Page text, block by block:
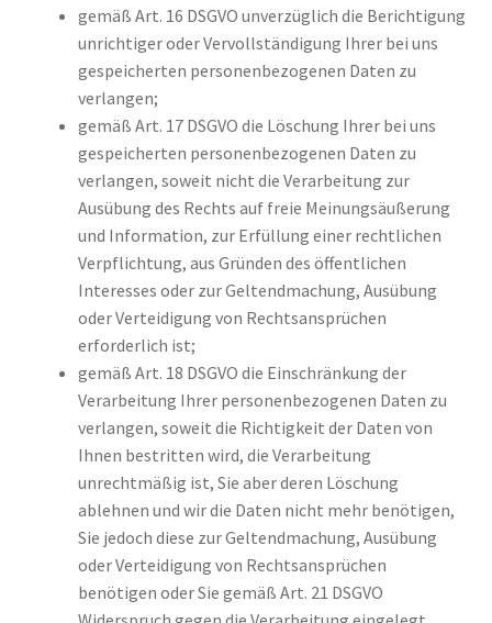
gemäß Art. 16 DSGVO unverzüglich die Berichtigung
unrichtiger oder Vervollständigung Ihrer bei uns
gespeicherten personenbezogenen Daten zu
verlangen;
gemäß Art. 17 DSGVO die Löschung Ihrer bei uns
gespeicherten personenbezogenen Daten zu
verlangen, soweit nicht die Verarbeitung zur
Ausübung des Rechts auf freie Meinungsäußerung
und Information, zur Erfüllung einer rechtlichen
Verpflichtung, aus Gründen des öffentlichen
Interesses oder zur Geltendmachung, Ausübung
oder Verteidigung von Rechtsansprüchen
erforderlich ist;
gemäß Art. 18 DSGVO die Einschränkung der
Verarbeitung Ihrer personenbezogenen Daten zu
verlangen, soweit die Richtigkeit der Daten von
Ihnen bestritten wird, die Verarbeitung
unrechtmäßig ist, Sie aber deren Löschung
ablehnen und wir die Daten nicht mehr benötigen,
Sie jedoch diese zur Geltendmachung, Ausübung
oder Verteidigung von Rechtsansprüchen
benötigen oder Sie gemäß Art. 21 DSGVO